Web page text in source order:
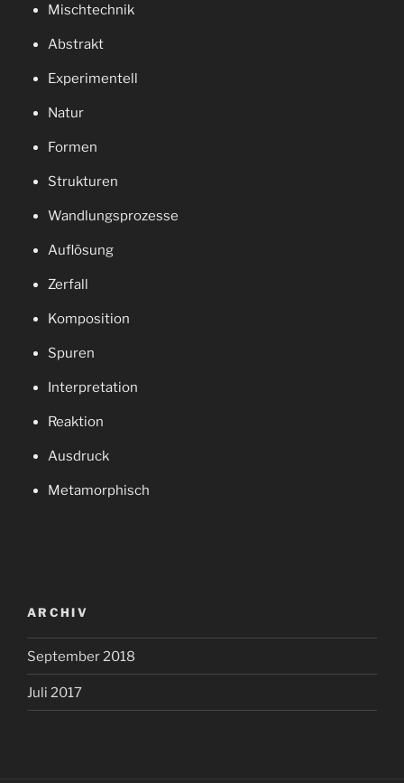
Mischtechnik
Abstrakt
Experimentell
Natur
Formen
Strukturen
Wandlungsprozesse
Auflösung
Zerfall
Komposition
Spuren
Interpretation
Reaktion
Ausdruck
Metamorphisch
ARCHIV
September 2018
Juli 2017